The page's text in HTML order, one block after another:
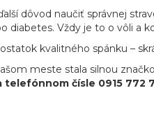
dôvod naučiť správnej
diabetes. Vždy je to o vôli a
kvalitného spánku –
meste stala silnou
telefónnom čísle 0915 772